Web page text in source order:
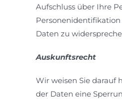
Aufschluss über Ihre
Daten zu
Auskunftsrecht
Wir weisen Sie darauf
der Daten eine